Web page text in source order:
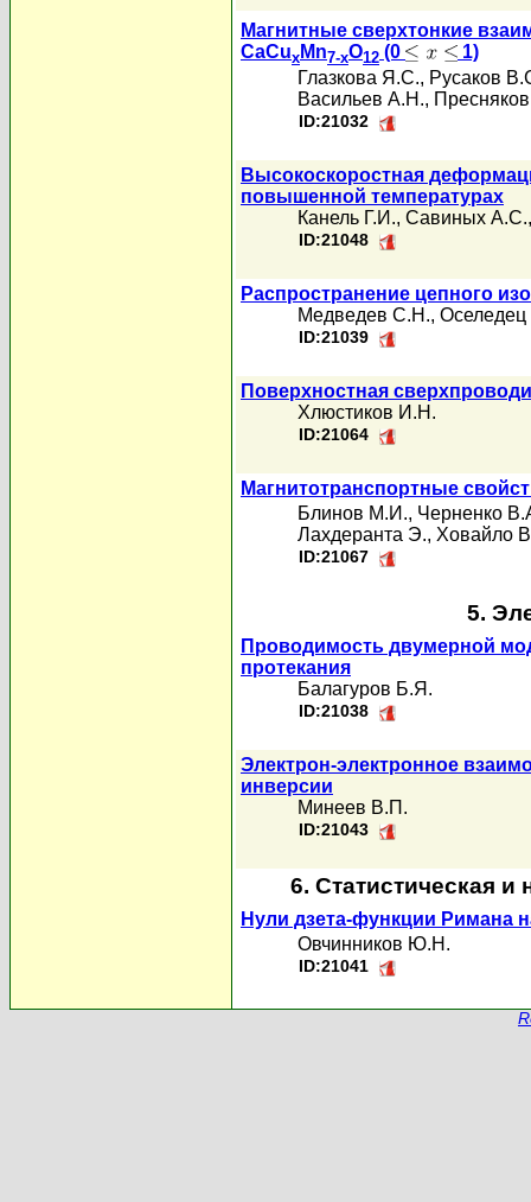
Магнитные сверхтонкие
CaCux Mn7-xO12 (0
1)
Глазкова Я.С., Русаков
Васильев А.Н.,
ID:21032
Высокоскоростная
повышенной температурах
Канель Г.И., Савиных А.С.
ID:21048
Распространение цепного
Медведев С.Н.,
ID:21039
Поверхностная
Хлюстиков И.Н.
ID:21064
Магнитотранспортные
Блинов М.И., Черненко
Лахдеранта Э., Ховайло
ID:21067
5.
Проводимость двумерной
протекания
Балагуров Б.Я.
ID:21038
Электрон-электронное
инверсии
Минеев В.П.
ID:21043
6. Статистическая
Нули дзета-функции Римана
Овчинников Ю.Н.
ID:21041